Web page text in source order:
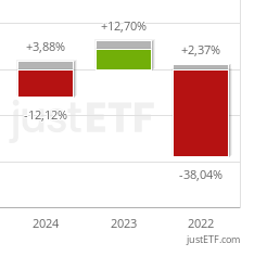
-12,12%
-12,12%
-38,04%
-38,04%
+3,88%
+3,88%
+12,70%
+12,70%
+2,37%
+2,37%
2024 2023 2022
justETF.com